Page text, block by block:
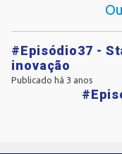
#Episódio37 -
inovação
Publicado há 3 anos